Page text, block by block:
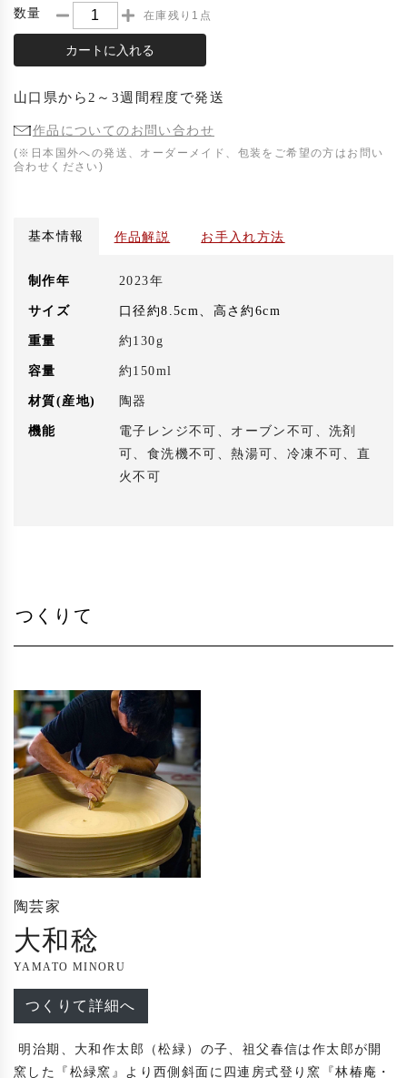
数量 在庫残り1点
カートに入れる
山口県から 2～3週間程度で発送
作品についてのお問い合わせ
(※日本国外への発送、オーダーメイド、包装をご希望の方はお問い
合わせください)
基本情報 作品解説 お手入れ方法
制作年 2023年
サイズ 口径約8.5cm、高さ約6cm
重量 約130g
容量 約150ml
材質(産地) 陶器
機能
電子レンジ不可、オーブン不可、洗剤
可、食洗機不可、熱湯可、冷凍不可、直
火不可
つくりて
陶芸家
大和稔
YAMATO MINORU
つくりて詳細へ
窯した『松緑窯』より西側斜面に四連房式登り窯『林椿庵・